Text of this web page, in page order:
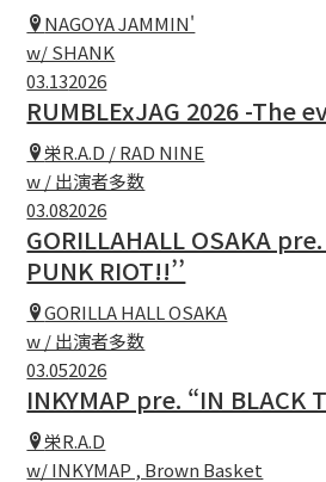
NAGOYA JAMMIN'
w/ SHANK
03.132026
RUMBLExJAG 2026 -The
栄R.A.D / RAD NINE
w / 出演者多数
03.082026
GORILLAHALL OSAKA pre.
PUNK RIOT!!’’
GORILLA HALL OSAKA
w / 出演者多数
03.052026
INKYMAP pre. “IN BLACK
栄R.A.D
w/ INKYMAP , Brown Basket